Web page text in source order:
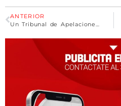
ANTERIOR
Un Tribunal de Apelaciones uruguayo rechazó conceder refugio político a Rodríguez Simón